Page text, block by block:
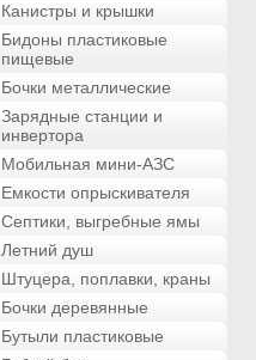
Канистры и крышки
Бидоны пластиковые
пищевые
Бочки металлические
Зарядные станции и
инвертора
Мобильная мини-АЗС
Емкости опрыскивателя
Септики, выгребные ямы
Летний душ
Штуцера, поплавки, краны
Бочки деревянные
Бутыли пластиковые